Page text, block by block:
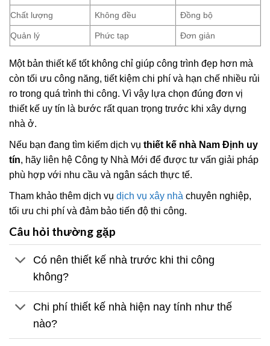
Chất lượng Không đều Đồng bộ
Quản lý Phức tạp Đơn giản
Một bản thiết kế tốt không chỉ giúp công trình đẹp hơn mà
còn tối ưu công năng, tiết kiệm chi phí và hạn chế nhiều rủi
ro trong quá trình thi công. Vì vậy lựa chọn đúng đơn vị
thiết kế uy tín là bước rất quan trọng trước khi xây dựng
nhà ở.
Nếu bạn đang tìm kiếm dịch vụ thiết kế nhà Nam Định uy
tín, hãy liên hệ Công ty Nhà Mới để được tư vấn giải pháp
phù hợp với nhu cầu và ngân sách thực tế.
Tham khảo thêm dịch vụ dịch vụ xây nhà chuyên nghiệp,
tối ưu chi phí và đảm bảo tiến độ thi công.
Câu hỏi thường gặp
Có nên thiết kế nhà trước khi thi công
không?
Chi phí thiết kế nhà hiện nay tính như thế
nào?